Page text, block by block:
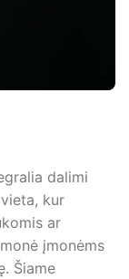
dalimi
kur
ar
įmonėms
Šiame